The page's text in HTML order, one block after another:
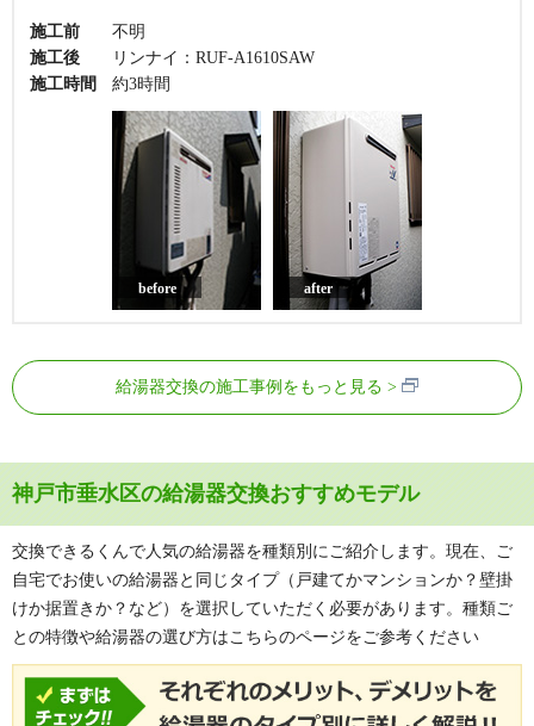
施工前
不明
施工後
リンナイ：RUF-A1610SAW
施工時間
約3時間
before after
給湯器交換の施工事例をもっと見る
神戸市垂水区の給湯器交換おすすめモデル
交換できるくんで人気の給湯器を種類別にご紹介します。現在、ご
自宅でお使いの給湯器と同じタイプ（戸建てかマンションか？壁掛
けか据置きか？など）を選択していただく必要があります。種類ご
との特徴や給湯器の選び方はこちらのページをご参考ください